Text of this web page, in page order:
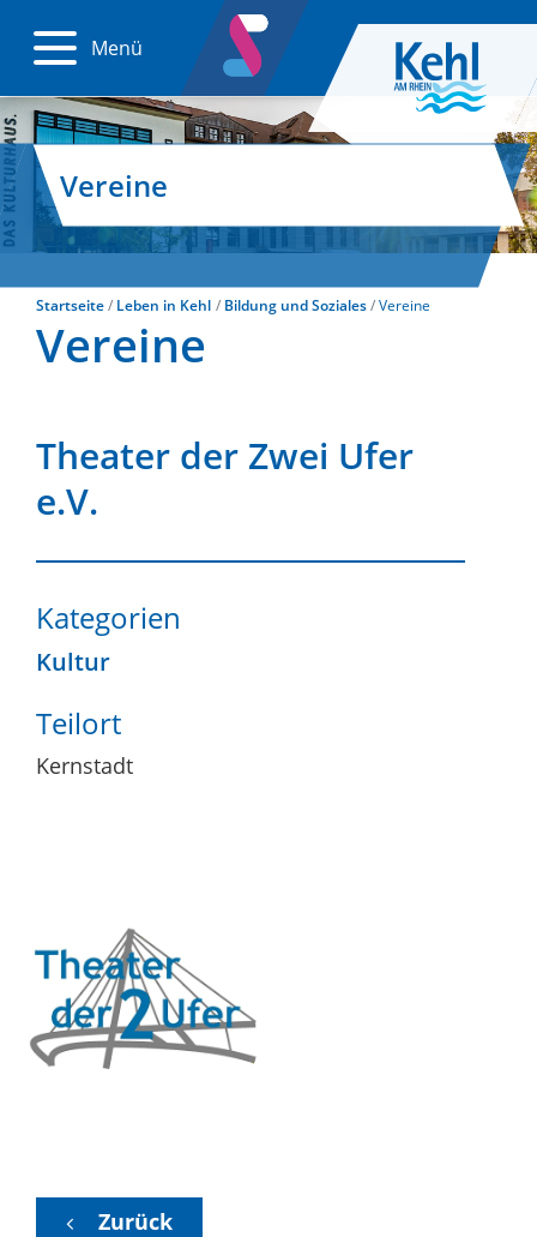
Menü
Vereine
Startseite Leben in Kehl Bildung und Soziales Vereine
Vereine
Theater der Zwei Ufer
e.V.
Kategorien
Kultur
Teilort
Kernstadt
Zurück